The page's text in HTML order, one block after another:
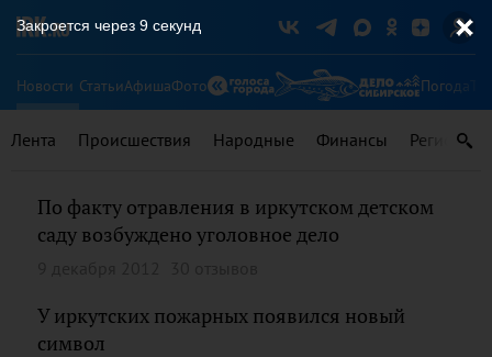
Новости СтатьиАфишаФото Погода
Лента Происшествия Народные Финансы Регионы
По факту отравления в иркутском детском
саду возбуждено уголовное дело
У иркутских пожарных появился новый
символ
Закроется через 9 секунд